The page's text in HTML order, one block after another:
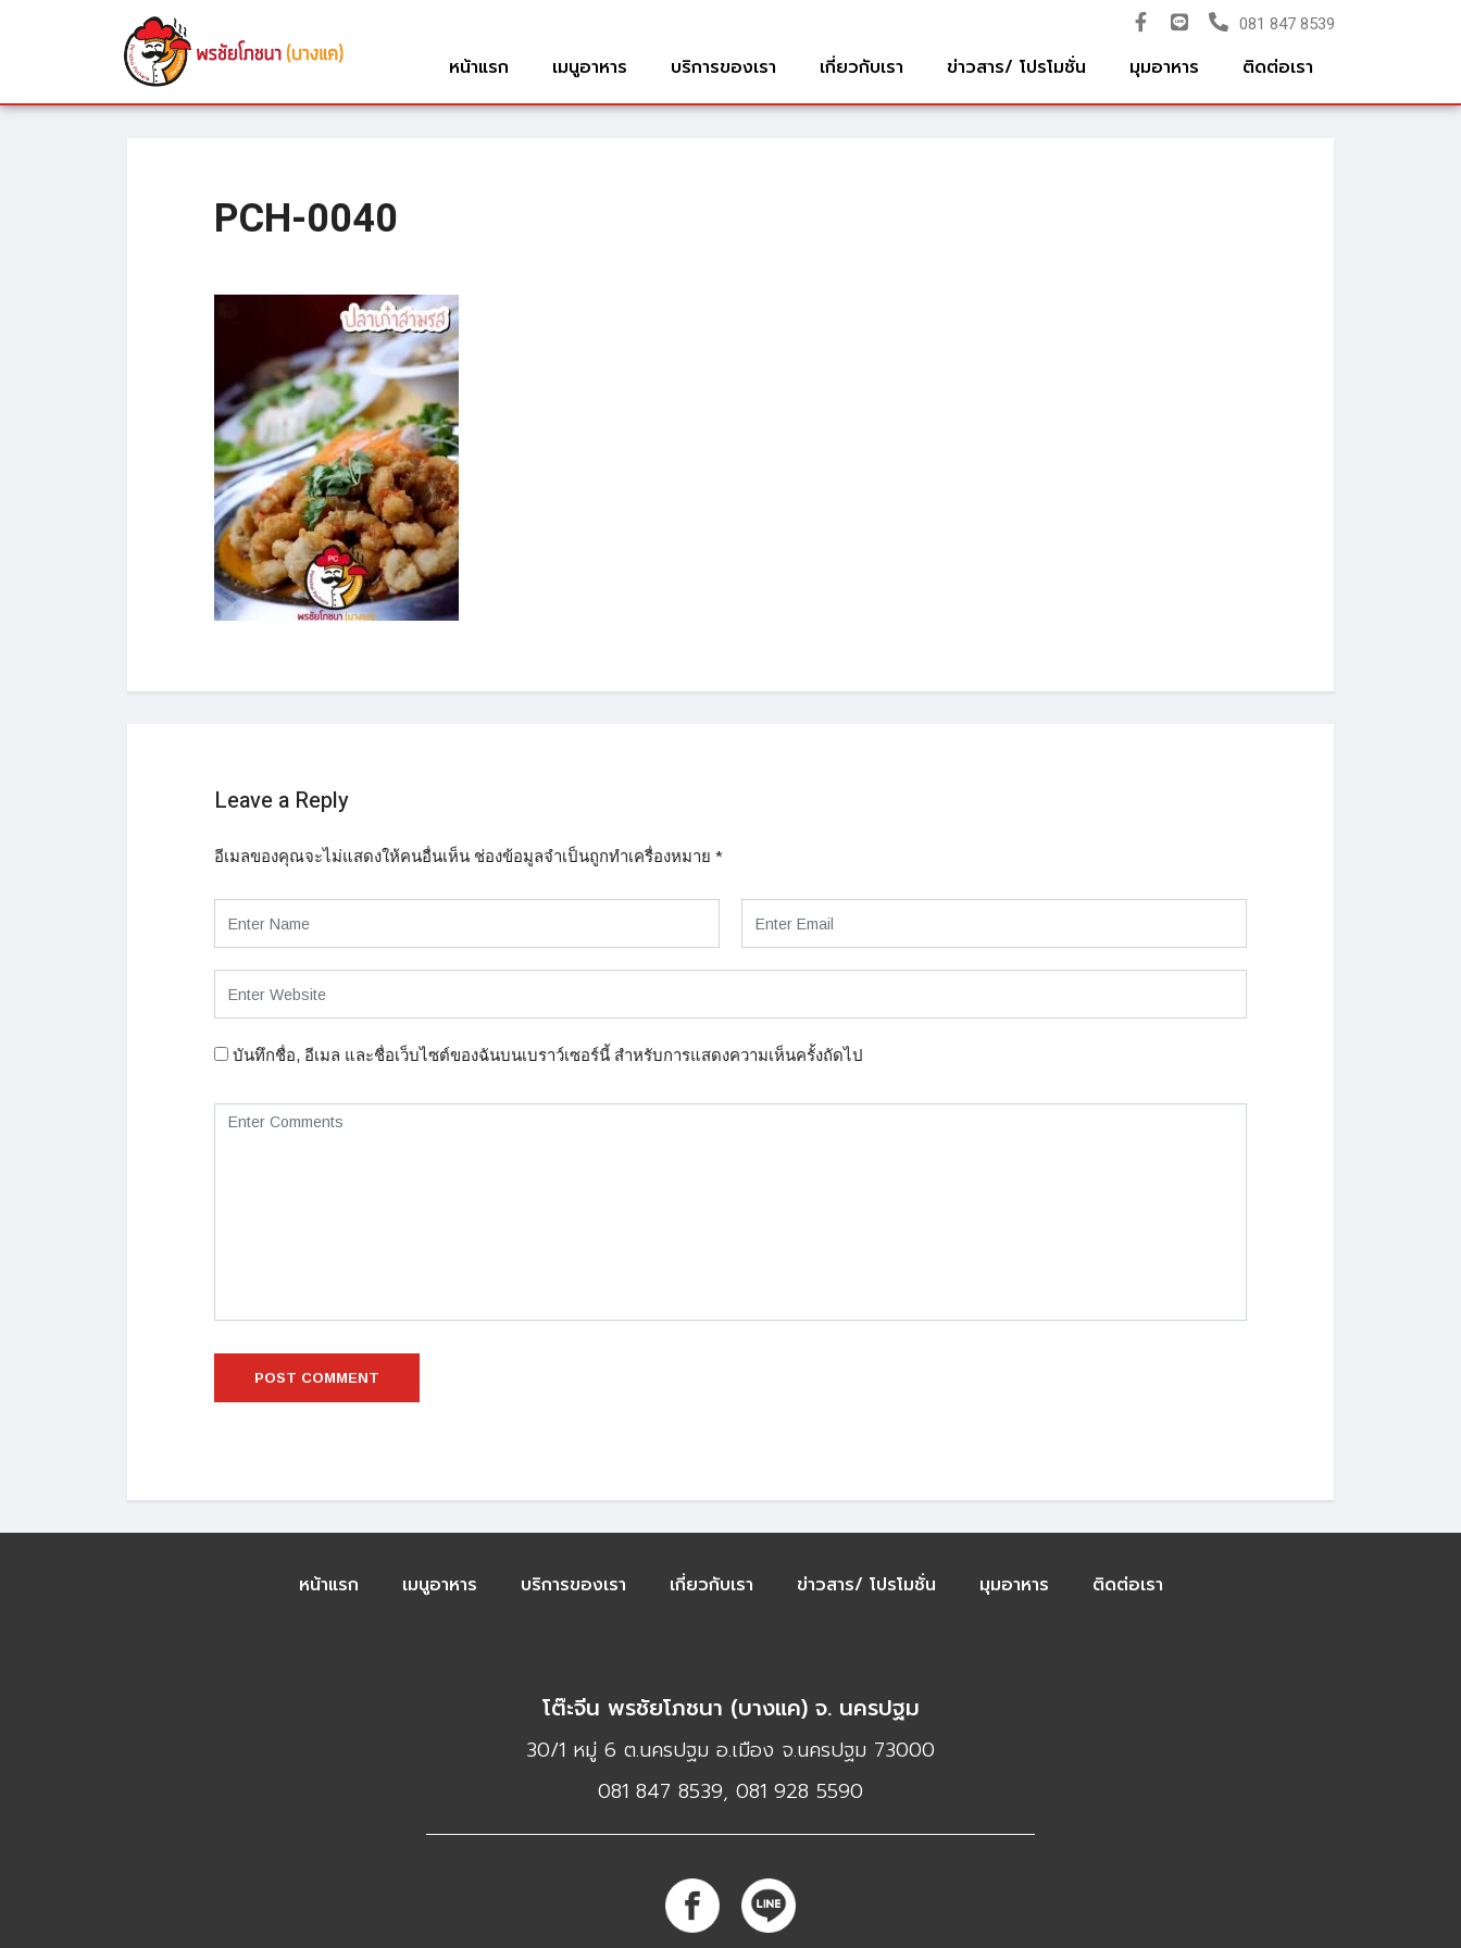
081 847 8539
หน้าแรก เมนูอาหาร บริการของเรา เกี่ยวกับเรา ข่าวสาร/ โปรโมชั่น มุมอาหาร ติดต่อเรา
PCH-0040
Leave a Reply
อีเมลของคุณจะไม่แสดงให้คนอื่นเห็น ช่องข้อมูลจำเป็นถูกทำเครื่องหมาย *
บันทึกชื่อ, อีเมล และชื่อเว็บไซต์ของฉันบนเบราว์เซอร์นี้ สำหรับการแสดงความเห็นครั้งถัดไป
หน้าแรก เมนูอาหาร บริการของเรา เกี่ยวกับเรา ข่าวสาร/ โปรโมชั่น มุมอาหาร ติดต่อเรา
โต๊ะจีน พรชัยโภชนา (บางแค) จ. นครปฐม
30/1 หมู่ 6 ต.นครปฐม อ.เมือง จ.นครปฐม 73000
081 847 8539, 081 928 5590​